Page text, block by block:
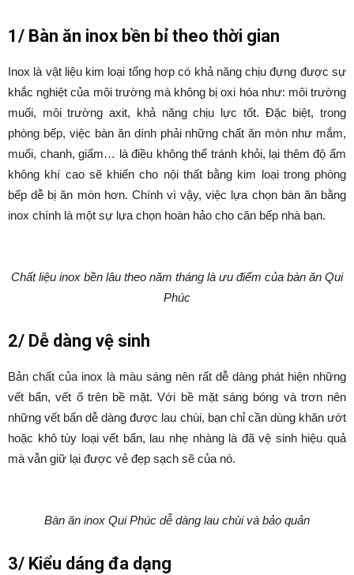
1/ Bàn ăn inox bền bỉ theo thời gian
Inox là vật liệu kim loại tổng hợp có khả năng chịu đựng được sự
khắc nghiệt của môi trường mà không bị oxi hóa như: môi trường
muối, môi trường axit, khả năng chịu lực tốt. Đặc biệt, trong
phòng bếp, việc bàn ăn dính phải những chất ăn mòn như mắm,
muối, chanh, giấm… là điều không thể tránh khỏi, lại thêm độ ẩm
không khí cao sẽ khiến cho nội thất bằng kim loại trong phòng
bếp dễ bị ăn mòn hơn. Chính vì vậy, việc lựa chọn bàn ăn bằng
inox chính là một sự lựa chọn hoàn hảo cho căn bếp nhà bạn.
Chất liệu inox bền lâu theo năm tháng là ưu điểm của bàn ăn Qui
Phúc
2/ Dễ dàng vệ sinh
Bản chất của inox là màu sáng nên rất dễ dàng phát hiện những
vết bẩn, vết ố trên bề mặt. Với bề mặt sáng bóng và trơn nên
những vết bẩn dễ dàng được lau chùi, bạn chỉ cần dùng khăn ướt
hoặc khô tùy loại vết bẩn, lau nhẹ nhàng là đã vệ sinh hiệu quả
mà vẫn giữ lại được vẻ đẹp sạch sẽ của nó.
Bàn ăn inox Qui Phúc dễ dàng lau chùi và bảo quản
3/ Kiểu dáng đa dạng